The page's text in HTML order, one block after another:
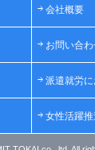
会社概要
お問い合
派遣就労
女性活躍